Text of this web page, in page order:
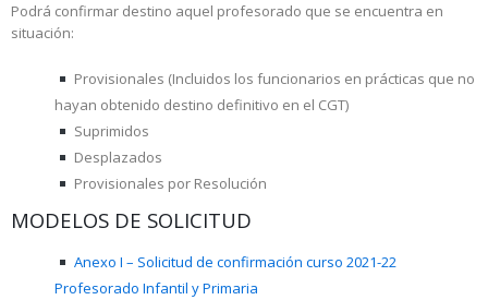
Podrá confirmar destino aquel profesorado que se encuentra en
situación:
Provisionales (Incluidos los funcionarios en prácticas que no
hayan obtenido destino definitivo en el CGT)
Suprimidos
Desplazados
Provisionales por Resolución
MODELOS DE SOLICITUD
Anexo I – Solicitud de confirmación curso 2021-22
Profesorado Infantil y Primaria